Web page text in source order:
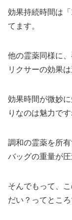
効果持続時間は
てます。
他の霊薬同様に
リクサーの効果
効果時間が微妙
りなのは魅力です
調和の霊薬を所
バッグの重量が
そんでもって、
だい？ってとこ